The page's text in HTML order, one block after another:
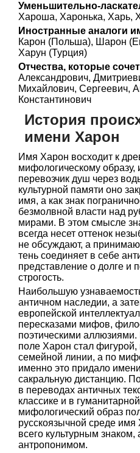
Уменьшительно-
Хароша, Харонька, Харь,
Иностранные аналоги
Карон (Польша), Шарон
Харун (Турция)
Отчества, которые
Александрович,
Михайлович, Сергеевич,
Константинович
История
имени Харон
Имя Харон восходит к
мифологическому образу,
перевозчик душ через
культурной памяти оно
имя, а как знак
безмолвной власти над
мирами. В этом смысле
всегда несет оттенок
не обсуждают, а
тень соединяет в себе
представление о долге и
строгость.
Наибольшую
античном наследии, а
европейской
пересказами мифов,
поэтическими аллюзиями.
поле Харон стал фигурой,
семейной линии, а по
именно это придало
сакральную дистанцию.
в переводах античных
классике и в
мифологический образ
русскоязычной среде
всего культурным
антропонимом.